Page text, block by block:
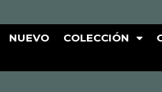
NUEVO COLECCIÓN